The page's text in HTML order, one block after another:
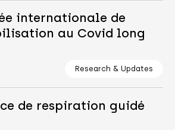
internationale de
au Covid long
Research & Updates
de respiration guidé